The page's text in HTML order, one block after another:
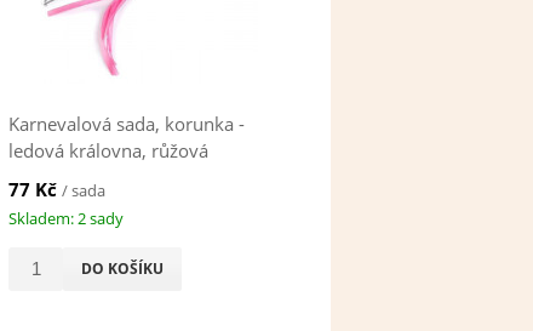
Karnevalová sada, korunka -
ledová královna, růžová
77 Kč/ sada
Skladem: 2 sady
DO KOŠÍKU